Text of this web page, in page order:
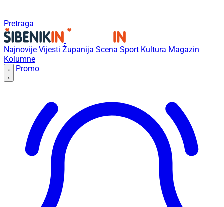
Pretraga
Najnovije Vijesti Županija Scena Sport Kultura Magazin
Kolumne
Promo